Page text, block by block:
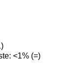
<1% (=)